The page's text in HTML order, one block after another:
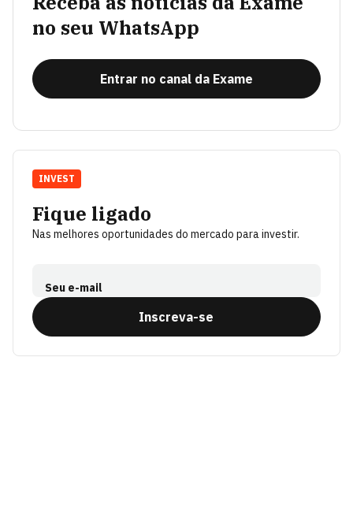
no seu WhatsApp
Entrar no canal da Exame
Fique ligado
Nas melhores oportunidades do mercado para investir.
Seu e-mail
Inscreva-se
INVEST